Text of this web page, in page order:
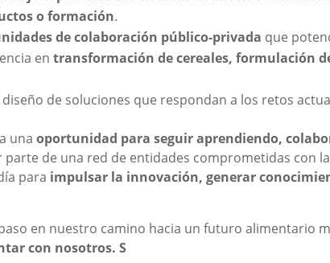
o formación.
de colaboración público-privada que
entransformación de cereales, formulación
de soluciones que respondan a los retos
unaoportunidad para seguir aprendiendo,
de una red de entidades comprometidas con
para impulsar la innovación, generar
en nuestro camino hacia un futuro alimentario
con nosotros. S